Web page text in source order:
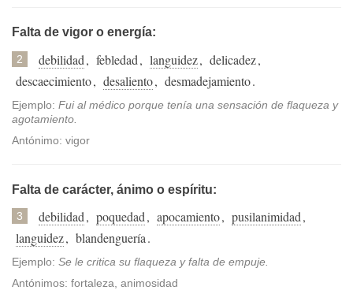
Falta de vigor o energía:
2 debilidad, febledad, languidez, delicadez,
descaecimiento, desaliento, desmadejamiento.
Ejemplo: Fui al médico porque tenía una sensación de flaqueza y
agotamiento.
Antónimo: vigor
Falta de carácter, ánimo o espíritu:
3 debilidad, poquedad, apocamiento, pusilanimidad,
languidez, blandenguería.
Ejemplo: Se le critica su flaqueza y falta de empuje.
Antónimos: fortaleza, animosidad